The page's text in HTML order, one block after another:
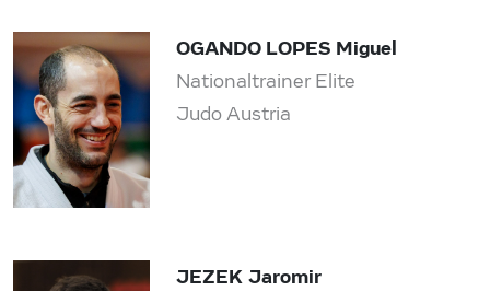
OGANDO LOPES Miguel
Nationaltrainer Elite
Judo Austria
JEZEK Jaromir